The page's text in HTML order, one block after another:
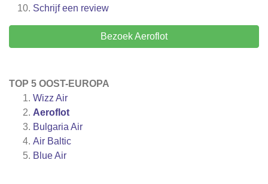
Schrijf een review
Bezoek Aeroflot
TOP 5 OOST-EUROPA
Wizz Air
Aeroflot
Bulgaria Air
Air Baltic
Blue Air